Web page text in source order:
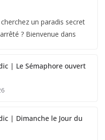
un paradis secret
? Bienvenue dans
| Le Sémaphore ouvert
| Dimanche le Jour du